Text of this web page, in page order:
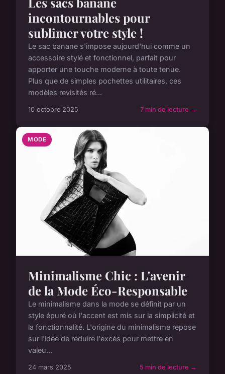
incontournables pour
sublimer votre style !
Le sac banane s'impose aujourd'hui comme un
accessoire stylé et fonctionnel, parfait pour
apporter une touche moderne à toute tenue.
Plus que de simples pochettes utilitaires, ces
modèles revisités ré...
10 octobre 2025 7 min de lecture →
MODE
Minimalisme Chic : L'avenir
de la Mode Éco-Responsable
Le minimalisme dans la mode se définit par un
style épuré où l'accent est mis sur la simplicité et
la fonctionnalité. L'origine du minimalisme repose
sur l'idée de réduire l'excès pour mettre en
valeu...
24 mars 2025 5 min de lecture →